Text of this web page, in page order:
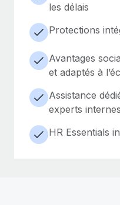
les délais
Protections
Avantages
et adaptés à
Assistance
experts
HR Essentials